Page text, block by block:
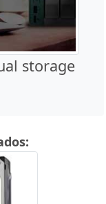
storage